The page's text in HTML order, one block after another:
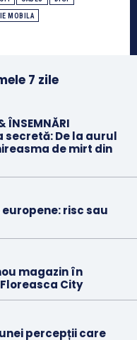
MOBILA
7 zile
ÎNSEMNĂRI
secretă: De la aurul
de mirt din
risc sau
magazin în
City
percepții care